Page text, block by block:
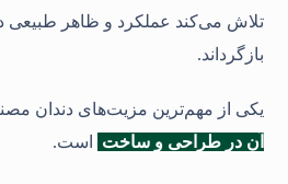
تلاش می‌کند عملکرد و ظاهر طبیعی
بازگرداند.
یکی از مهم‌ترین مزیت‌های دندان
آن در طراحی و ساخت
است.